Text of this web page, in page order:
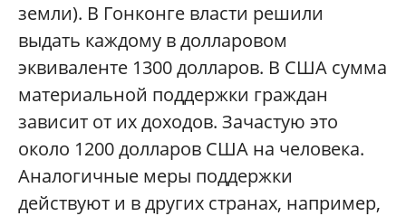
земли). В Гонконге власти решили
выдать каждому в долларовом
эквиваленте 1300 долларов. В США сумма
материальной поддержки граждан
зависит от их доходов. Зачастую это
около 1200 долларов США на человека.
Аналогичные меры поддержки
действуют и в других странах, например,